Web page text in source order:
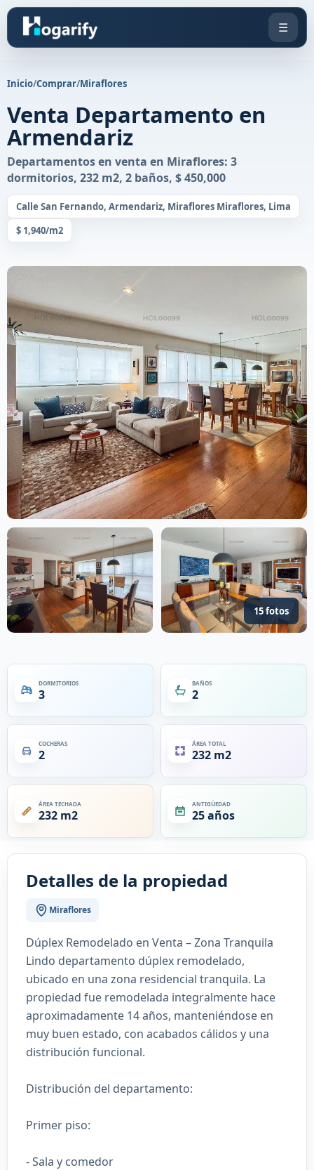
☰
Inicio/Comprar/Miraflores
Venta Departamento en
Armendariz
Departamentos en venta en Miraflores: 3
dormitorios, 232 m2, 2 baños, $ 450,000
Calle San Fernando, Armendariz, Miraflores Miraflores, Lima
$ 1,940/m2
15 fotos
DORMITORIOS
3
BAÑOS
2
COCHERAS
2
ÁREA TOTAL
232 m2
ÁREA TECHADA
232 m2
ANTIGÜEDAD
25 años
Detalles de la propiedad
Miraflores
Dúplex Remodelado en Venta – Zona Tranquila
Lindo departamento dúplex remodelado,
ubicado en una zona residencial tranquila. La
propiedad fue remodelada integralmente hace
aproximadamente 14 años, manteniéndose en
muy buen estado, con acabados cálidos y una
distribución funcional.
Distribución del departamento:
Primer piso:
- Sala y comedor